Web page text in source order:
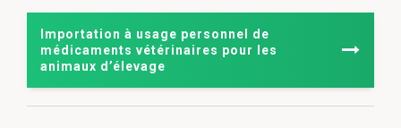
Importation à usage personnel de
médicaments vétérinaires pour les
animaux d’élevage